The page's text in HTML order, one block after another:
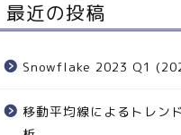
最近の投稿
Snowflake 2023 Q1
移動平均線によるトレン